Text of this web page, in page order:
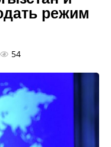
режим
54